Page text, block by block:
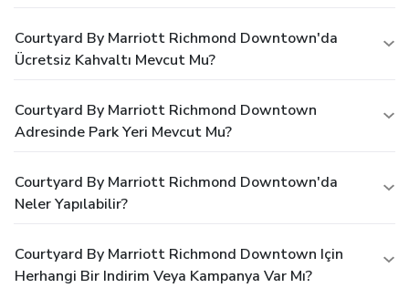
Courtyard By Marriott Richmond Downtown'da
Ücretsiz Kahvaltı Mevcut Mu?
Courtyard By Marriott Richmond Downtown
Adresinde Park Yeri Mevcut Mu?
Courtyard By Marriott Richmond Downtown'da
Neler Yapılabilir?
Courtyard By Marriott Richmond Downtown Için
Herhangi Bir Indirim Veya Kampanya Var Mı?